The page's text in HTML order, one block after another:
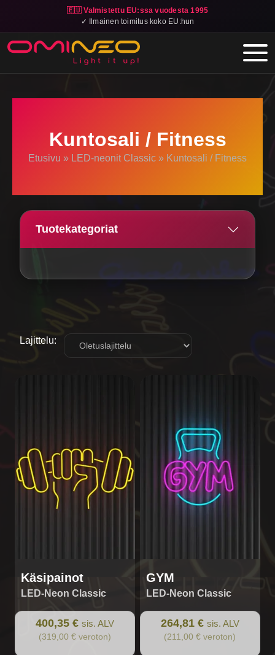
🇪🇺 Valmistettu EU:ssa vuodesta 1995
✓ Ilmainen toimitus koko EU:hun
Skip to main content
Kuntosali / Fitness
Etusivu » LED-neonit Classic » Kuntosali / Fitness
Tuotekategoriat
Lajittelu:
Käsipainot
LED-Neon Classic
400,35 € sis. ALV
(319,00 € veroton)
GYM
LED-Neon Classic
264,81 € sis. ALV
(211,00 € veroton)